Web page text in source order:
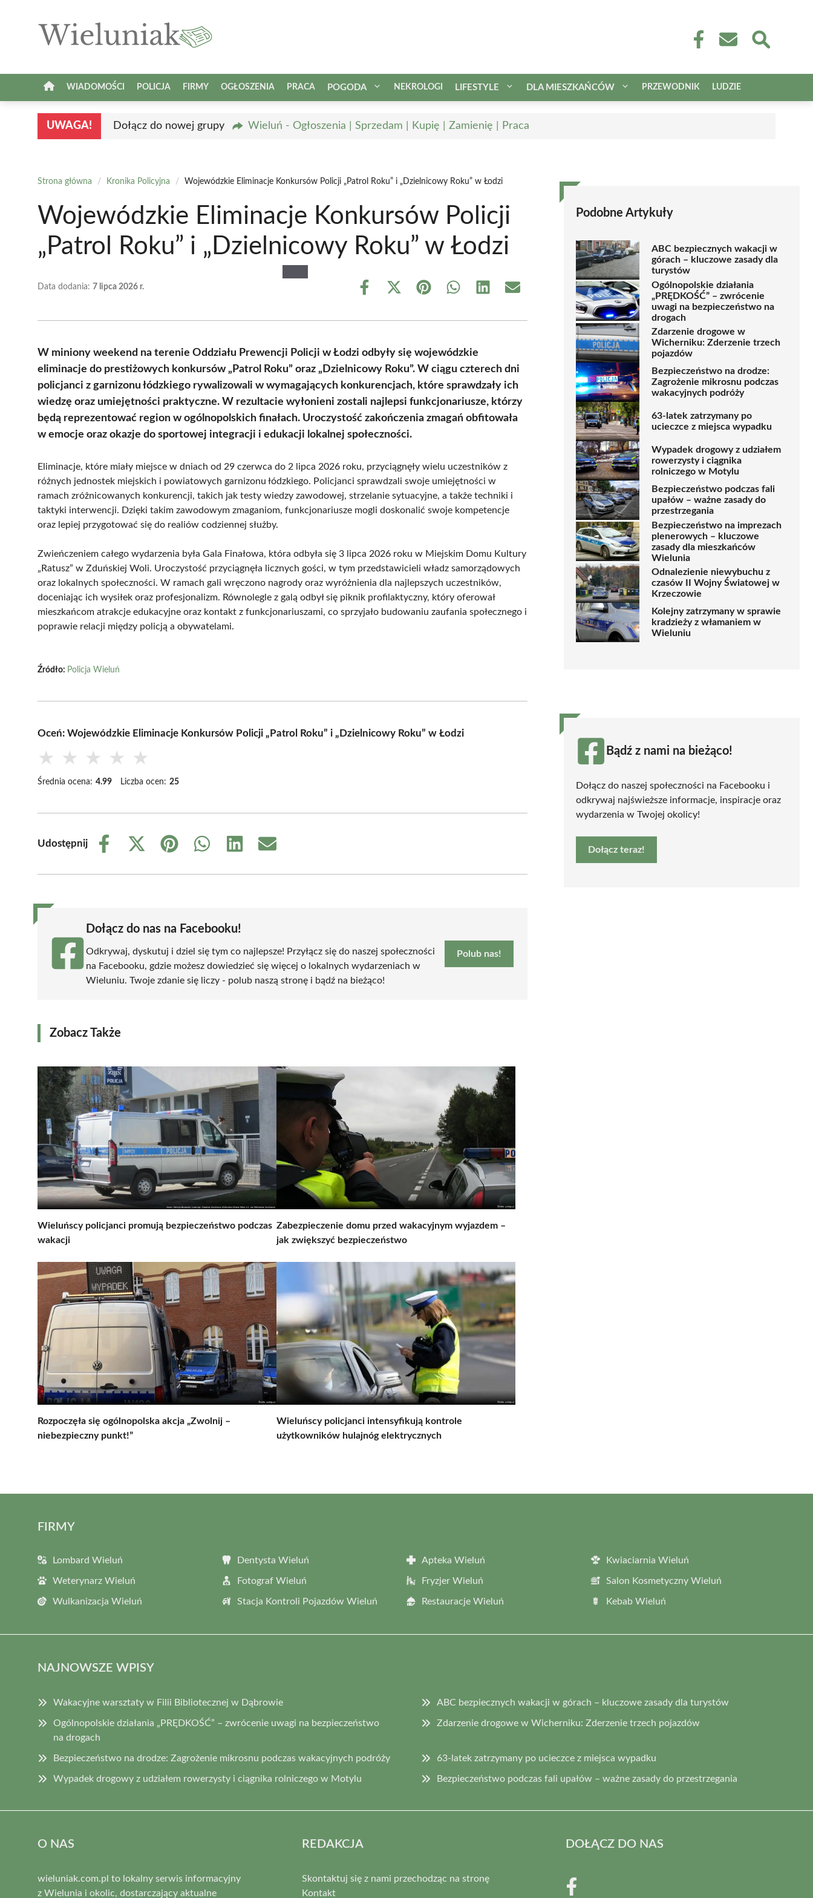
WIADOMOŚCI POLICJA FIRMY OGŁOSZENIA PRACA POGODA NEKROLOGI LIFESTYLE DLA MIESZKAŃCÓW PRZEWODNIK LUDZIE
UWAGA! Dołącz do nowej grupy Wieluń - Ogłoszenia | Sprzedam | Kupię | Zamienię | Praca
Strona główna / Kronika Policyjna / Wojewódzkie Eliminacje Konkursów Policji „Patrol Roku” i „Dzielnicowy Roku” w Łodzi
Wojewódzkie Eliminacje Konkursów Policji
„Patrol Roku” i „Dzielnicowy Roku” w Łodzi
Data dodania: 7 lipca 2026 r.
Share
Share
(Twitter)
Share Share Share Share
W miniony weekend na terenie Oddziału Prewencji Policji w Łodzi odbyły się wojewódzkie
eliminacje do prestiżowych konkursów „Patrol Roku” oraz „Dzielnicowy Roku”. W ciągu czterech dni
policjanci z garnizonu łódzkiego rywalizowali w wymagających konkurencjach, które sprawdzały ich
wiedzę oraz umiejętności praktyczne. W rezultacie wyłonieni zostali najlepsi funkcjonariusze, którzy
będą reprezentować region w ogólnopolskich finałach. Uroczystość zakończenia zmagań obfitowała
w emocje oraz okazje do sportowej integracji i edukacji lokalnej społeczności.
Eliminacje, które miały miejsce w dniach od 29 czerwca do 2 lipca 2026 roku, przyciągnęły wielu uczestników z
różnych jednostek miejskich i powiatowych garnizonu łódzkiego. Policjanci sprawdzali swoje umiejętności w
ramach zróżnicowanych konkurencji, takich jak testy wiedzy zawodowej, strzelanie sytuacyjne, a także techniki i
taktyki interwencji. Dzięki takim zawodowym zmaganiom, funkcjonariusze mogli doskonalić swoje kompetencje
oraz lepiej przygotować się do realiów codziennej służby.
Zwieńczeniem całego wydarzenia była Gala Finałowa, która odbyła się 3 lipca 2026 roku w Miejskim Domu Kultury
„Ratusz” w Zduńskiej Woli. Uroczystość przyciągnęła licznych gości, w tym przedstawicieli władz samorządowych
oraz lokalnych społeczności. W ramach gali wręczono nagrody oraz wyróżnienia dla najlepszych uczestników,
doceniając ich wysiłek oraz profesjonalizm. Równolegle z galą odbył się piknik profilaktyczny, który oferował
mieszkańcom atrakcje edukacyjne oraz kontakt z funkcjonariuszami, co sprzyjało budowaniu zaufania społecznego i
poprawie relacji między policją a obywatelami.
Źródło: Policja Wieluń
Oceń: Wojewódzkie Eliminacje Konkursów Policji „Patrol Roku” i „Dzielnicowy Roku” w Łodzi
★ ★ ★ ★ ★
Średnia ocena: 4.99 Liczba ocen: 25
Udostępnij
Share
Share
(Twitter)
Share
Share
Share
Share
Dołącz do nas na Facebooku!
Odkrywaj, dyskutuj i dziel się tym co najlepsze! Przyłącz się do naszej społeczności
na Facebooku, gdzie możesz dowiedzieć się więcej o lokalnych wydarzeniach w
Wieluniu. Twoje zdanie się liczy - polub naszą stronę i bądź na bieżąco!
Polub nas!
Zobacz Także
Wieluńscy policjanci promują bezpieczeństwo podczas
wakacji
Zabezpieczenie domu przed wakacyjnym wyjazdem –
jak zwiększyć bezpieczeństwo
Rozpoczęła się ogólnopolska akcja „Zwolnij –
niebezpieczny punkt!”
Wieluńscy policjanci intensyfikują kontrole
użytkowników hulajnóg elektrycznych
Podobne Artykuły
ABC bezpiecznych wakacji w
górach – kluczowe zasady dla
turystów
Ogólnopolskie działania
„PRĘDKOŚĆ” – zwrócenie
uwagi na bezpieczeństwo na
drogach
Zdarzenie drogowe w
Wicherniku: Zderzenie trzech
pojazdów
Bezpieczeństwo na drodze:
Zagrożenie mikrosnu podczas
wakacyjnych podróży
63-latek zatrzymany po
ucieczce z miejsca wypadku
Wypadek drogowy z udziałem
rowerzysty i ciągnika
rolniczego w Motylu
Bezpieczeństwo podczas fali
upałów – ważne zasady do
przestrzegania
Bezpieczeństwo na imprezach
plenerowych – kluczowe
zasady dla mieszkańców
Wielunia
Odnalezienie niewybuchu z
czasów II Wojny Światowej w
Krzeczowie
Kolejny zatrzymany w sprawie
kradzieży z włamaniem w
Wieluniu
Bądź z nami na bieżąco!
Dołącz do naszej społeczności na Facebooku i
odkrywaj najświeższe informacje, inspiracje oraz
wydarzenia w Twojej okolicy!
Dołącz teraz!
FIRMY
Lombard Wieluń Dentysta Wieluń Apteka Wieluń Kwiaciarnia Wieluń
Weterynarz Wieluń Fotograf Wieluń Fryzjer Wieluń Salon Kosmetyczny Wieluń
Wulkanizacja Wieluń Stacja Kontroli Pojazdów Wieluń Restauracje Wieluń Kebab Wieluń
NAJNOWSZE WPISY
Wakacyjne warsztaty w Filii Bibliotecznej w Dąbrowie ABC bezpiecznych wakacji w górach – kluczowe zasady dla turystów
Ogólnopolskie działania „PRĘDKOŚĆ” – zwrócenie uwagi na bezpieczeństwo
na drogach
Zdarzenie drogowe w Wicherniku: Zderzenie trzech pojazdów
Bezpieczeństwo na drodze: Zagrożenie mikrosnu podczas wakacyjnych podróży 63-latek zatrzymany po ucieczce z miejsca wypadku
Wypadek drogowy z udziałem rowerzysty i ciągnika rolniczego w Motylu Bezpieczeństwo podczas fali upałów – ważne zasady do przestrzegania
O NAS
wieluniak.com.pl to lokalny serwis informacyjny
z Wielunia i okolic, dostarczający aktualne
REDAKCJA
Skontaktuj się z nami przechodząc na stronę
Kontakt
DOŁĄCZ DO NAS